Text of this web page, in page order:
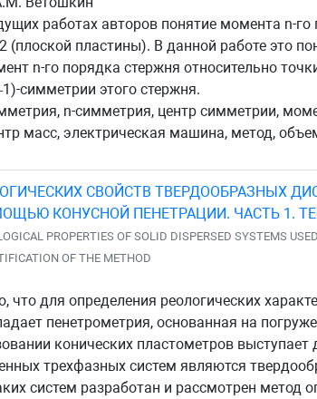
работах авторов понятие момента n-го
(плоской пластины). В данной работе это
n-го порядка стержня относительно
симметрии этого стержня.
n-симметрия, центр симметрии,
масс, электрическая машина, метод,
СВОЙСТВ ТВЕРДООБРАЗНЫХ
КОНУСНОЙ ПЕНЕТРАЦИИ. ЧАСТЬ 1.
PROPERTIES OF SOLID DISPERSED SYSTEMS
OF THE METHOD
что для определения реологических
пенетрометрия, основанная на
конических пластометров
трехфазных систем являются
систем разработан и рассмотрен метод